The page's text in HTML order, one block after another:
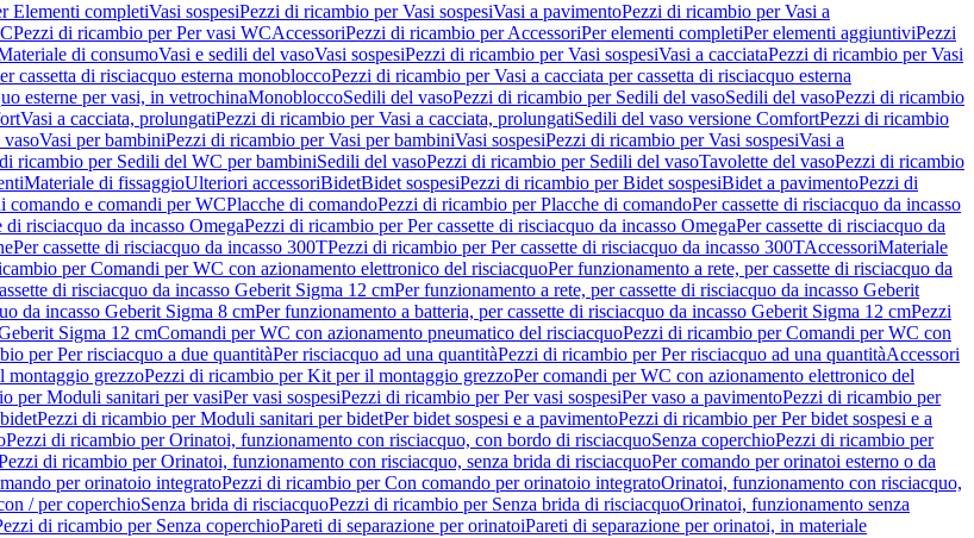
Elementi completiVasi sospesiPezzi di ricambio per Vasi sospesiVasi a pavimentoPezzi di ricambio per Vasi a
Pezzi di ricambio per Per vasi WCAccessoriPezzi di ricambio per AccessoriPer elementi completiPer elementi aggiuntiviPezzi
di consumoVasi e sedili del vasoVasi sospesiPezzi di ricambio per Vasi sospesiVasi a cacciataPezzi di ricambio per Vasi
cassetta di risciacquo esterna monobloccoPezzi di ricambio per Vasi a cacciata per cassetta di risciacquo esterna
esterne per vasi, in vetrochinaMonobloccoSedili del vasoPezzi di ricambio per Sedili del vasoSedili del vasoPezzi di ricambio
Vasi a cacciata, prolungatiPezzi di ricambio per Vasi a cacciata, prolungatiSedili del vaso versione ComfortPezzi di ricambio
Vasi per bambiniPezzi di ricambio per Vasi per bambiniVasi sospesiPezzi di ricambio per Vasi sospesiVasi a
ricambio per Sedili del WC per bambiniSedili del vasoPezzi di ricambio per Sedili del vasoTavolette del vasoPezzi di ricambio
Materiale di fissaggioUlteriori accessoriBidetBidet sospesiPezzi di ricambio per Bidet sospesiBidet a pavimentoPezzi di
comando e comandi per WCPlacche di comandoPezzi di ricambio per Placche di comandoPer cassette di risciacquo da incasso
di risciacquo da incasso OmegaPezzi di ricambio per Per cassette di risciacquo da incasso OmegaPer cassette di risciacquo da
Per cassette di risciacquo da incasso 300TPezzi di ricambio per Per cassette di risciacquo da incasso 300TAccessoriMateriale
per Comandi per WC con azionamento elettronico del risciacquoPer funzionamento a rete, per cassette di risciacquo da
di risciacquo da incasso Geberit Sigma 12 cmPer funzionamento a rete, per cassette di risciacquo da incasso Geberit
da incasso Geberit Sigma 8 cmPer funzionamento a batteria, per cassette di risciacquo da incasso Geberit Sigma 12 cmPezzi
Sigma 12 cmComandi per WC con azionamento pneumatico del risciacquoPezzi di ricambio per Comandi per WC con
per Per risciacquo a due quantitàPer risciacquo ad una quantitàPezzi di ricambio per Per risciacquo ad una quantitàAccessori
montaggio grezzoPezzi di ricambio per Kit per il montaggio grezzoPer comandi per WC con azionamento elettronico del
per Moduli sanitari per vasiPer vasi sospesiPezzi di ricambio per Per vasi sospesiPer vaso a pavimentoPezzi di ricambio per
Pezzi di ricambio per Moduli sanitari per bidetPer bidet sospesi e a pavimentoPezzi di ricambio per Per bidet sospesi e a
Pezzi di ricambio per Orinatoi, funzionamento con risciacquo, con bordo di risciacquoSenza coperchioPezzi di ricambio per
di ricambio per Orinatoi, funzionamento con risciacquo, senza brida di risciacquoPer comando per orinatoi esterno o da
per orinatoio integratoPezzi di ricambio per Con comando per orinatoio integratoOrinatoi, funzionamento con risciacquo,
/ per coperchioSenza brida di risciacquoPezzi di ricambio per Senza brida di risciacquoOrinatoi, funzionamento senza
di ricambio per Senza coperchioPareti di separazione per orinatoiPareti di separazione per orinatoi, in materiale